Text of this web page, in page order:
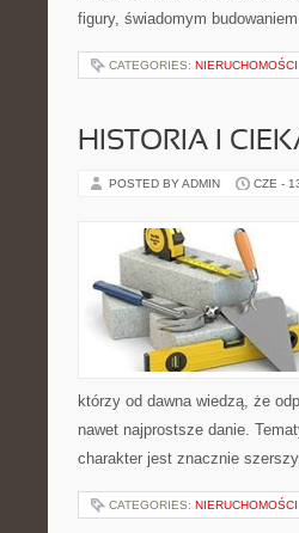
figury, świadomym
CATEGORIES: NIERUCHOMOŚCI
HISTORIA I
POSTED BY ADMIN CZE -
którzy od dawna wiedzą, że
nawet najprostsze danie.
charakter jest znacznie
CATEGORIES: NIERUCHOMOŚCI